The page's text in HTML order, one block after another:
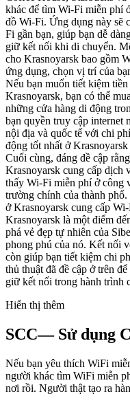
khác để tìm Wi-Fi miễn phí
đồ Wi-Fi. Ứng dụng này sẽ
Fi gần bạn, giúp bạn dễ
giữ kết nối khi di chuyển.
cho Krasnoyarsk bao gồm
ứng dụng, chọn vị trí của
Nếu bạn muốn tiết kiệm
Krasnoyarsk, bạn có thể
những cửa hàng di động
bạn quyền truy cập internet
nội địa và quốc tế với chi
động tốt nhất ở
Cuối cùng, đáng đề cập
Krasnoyarsk cung cấp dịch
thấy Wi-Fi miễn phí ở công
trường chính của thành
ở Krasnoyarsk cung cấp
Krasnoyarsk là một điểm
phá vẻ đẹp tự nhiên của
phong phú của nó. Kết nối
còn giúp bạn tiết kiệm chi
thủ thuật đã đề cập ở trên
giữ kết nối trong hành trình
Hiển thị thêm
SCC— Sử dụng
Nếu bạn yêu thích WiFi
người khác tìm WiFi miễn
nơi rồi. Người thật tạo ra